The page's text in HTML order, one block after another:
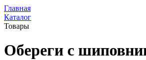
Главная
Каталог
Товары
Обереги с